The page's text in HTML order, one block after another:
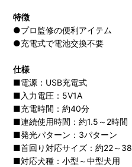
特徴
●プロ監修の便利アイテム
●充電式で電池交換不要
仕様
■電源：USB充電式
■入力電圧：5V1A
■充電時間：約40分
■連続使用時間：約1.5～2時間
■発光パターン：3パターン
■首回り対応サイズ：約22～38
■対応犬種：小型～中型犬用